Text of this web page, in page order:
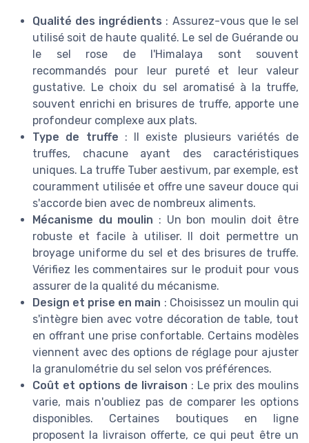
Qualité des ingrédients : Assurez-vous que le sel
utilisé soit de haute qualité. Le sel de Guérande ou
le sel rose de l'Himalaya sont souvent
recommandés pour leur pureté et leur valeur
gustative. Le choix du sel aromatisé à la truffe,
souvent enrichi en brisures de truffe, apporte une
profondeur complexe aux plats.
Type de truffe : Il existe plusieurs variétés de
truffes, chacune ayant des caractéristiques
uniques. La truffe Tuber aestivum, par exemple, est
couramment utilisée et offre une saveur douce qui
s'accorde bien avec de nombreux aliments.
Mécanisme du moulin : Un bon moulin doit être
robuste et facile à utiliser. Il doit permettre un
broyage uniforme du sel et des brisures de truffe.
Vérifiez les commentaires sur le produit pour vous
assurer de la qualité du mécanisme.
Design et prise en main : Choisissez un moulin qui
s'intègre bien avec votre décoration de table, tout
en offrant une prise confortable. Certains modèles
viennent avec des options de réglage pour ajuster
la granulométrie du sel selon vos préférences.
Coût et options de livraison : Le prix des moulins
varie, mais n'oubliez pas de comparer les options
disponibles. Certaines boutiques en ligne
proposent la livraison offerte, ce qui peut être un